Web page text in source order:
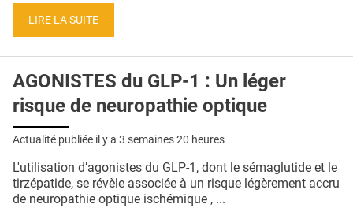
CONDITIONS GÉNÉRALES
CRÉDITS
LIRE LA SUITE
AGONISTES du GLP-1 : Un léger
risque de neuropathie optique
Actualité publiée il y a 3 semaines 20 heures
L'utilisation d’agonistes du GLP-1, dont le sémaglutide et le
tirzépatide, se révèle associée à un risque légèrement accru
de neuropathie optique ischémique , ...